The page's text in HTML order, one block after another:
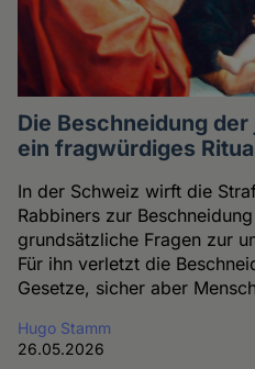
Die Beschneidung
ein fragwürdiges
In der Schweiz wirft die
Rabbiners zur
grundsätzliche Fragen zur
Für ihn verletzt die
Gesetze, sicher aber
Hugo Stamm
26.05.2026